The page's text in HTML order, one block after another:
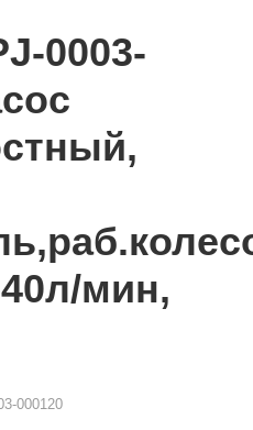
0003-
мин,
000120